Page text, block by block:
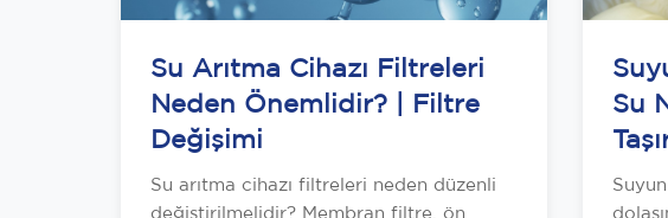
Su Arıtma Cihazı Filtreleri
Neden Önemlidir? | Filtre
Değişimi
Su arıtma cihazı filtreleri neden düzenli
değiştirilmelidir? Membran filtre, ön
Su